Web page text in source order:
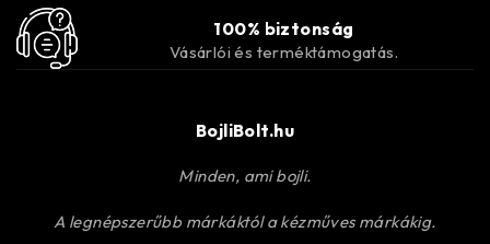
100% biztonság
Vásárlói és terméktámogatás.
BojliBolt.hu
Minden, ami bojli.
A legnépszerűbb márkáktól a kézműves márkákig.